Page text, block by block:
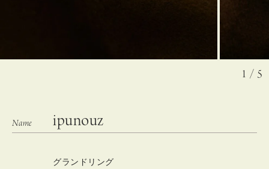
1 / 5
ipunouz
グランドリング